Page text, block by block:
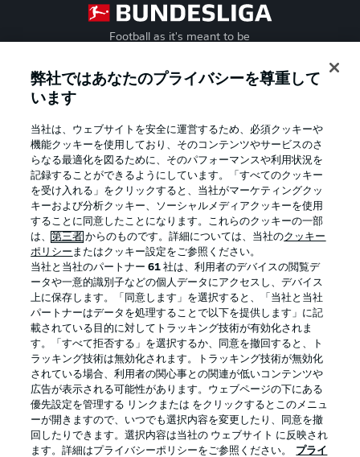
Football as it's meant to be
Official Partners
プライバシー・ポリシー 優先設定を管理する
利用条件 放送局
求人 選手
弊社ではあなたのプライバシーを尊重して
います
当社は、ウェブサイトを安全に運営するため、必須クッキーや
機能クッキーを使用しており、そのコンテンツやサービスのさ
らなる最適化を図るために、そのパフォーマンスや利用状況を
記録することができるようにしています。「すべてのクッキー
を受け入れる」をクリックすると、当社がマーケティングクッ
キーおよび分析クッキー、ソーシャルメディアクッキーを使用
することに同意したことになります。これらのクッキーの一部
は、第三者 からのものです。詳細については、当社のクッキー
ポリシー またはクッキー設定をご参照ください。
当社と当社のパートナー61 社は、利用者のデバイスの閲覧デ
ータや一意的識別子などの個人データにアクセスし、デバイス
上に保存します。「同意します」を選択すると、「当社と当社
パートナーはデータを処理することで以下を提供します」に記
載されている目的に対してトラッキング技術が有効化されま
す。「すべて拒否する」を選択するか、同意を撤回すると、ト
ラッキング技術は無効化されます。トラッキング技術が無効化
されている場合、利用者の関心事との関連が低いコンテンツや
広告が表示される可能性があります。ウェブページの下にある
優先設定を管理する リンクまたは をクリックするとこのメニュ
ーが開きますので、いつでも選択内容を変更したり、同意を撤
回したりできます。選択内容は当社の ウェブサイト に反映され
ます。詳細はプライバシーポリシーをご参照ください。
プライ